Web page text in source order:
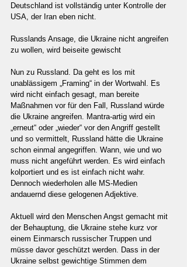
Deutschland ist vollständig unter Kontrolle der
USA, der Iran eben nicht.
Russlands Ansage, die Ukraine nicht angreifen
zu wollen, wird beiseite gewischt
Nun zu Russland. Da geht es los mit
unablässigem „Framing“ in der Wortwahl. Es
wird nicht einfach gesagt, man bereite
Maßnahmen vor für den Fall, Russland würde
die Ukraine angreifen. Mantra-artig wird ein
„erneut“ oder „wieder“ vor den Angriff gestellt
und so vermittelt, Russland hätte die Ukraine
schon einmal angegriffen. Wann, wie und wo
muss nicht angeführt werden. Es wird einfach
kolportiert und es ist einfach nicht wahr.
Dennoch wiederholen alle MS-Medien
andauernd diese gelogenen Adjektive.
Aktuell wird den Menschen Angst gemacht mit
der Behauptung, die Ukraine stehe kurz vor
einem Einmarsch russischer Truppen und
müsse davor geschützt werden. Dass in der
Ukraine selbst gewichtige Stimmen dem